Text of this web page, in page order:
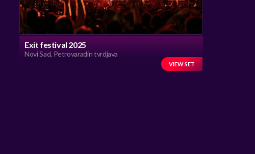
Exit festival 2025
Novi Sad, Petrovaradin tvrdjava
VIEW SET